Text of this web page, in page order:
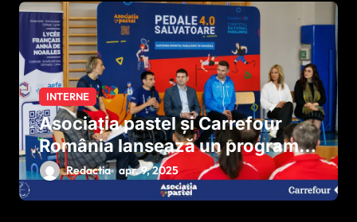
INTERNE
Asociația pastel și Carrefour
România lansează un program
național pentru dezvoltarea
sportului paralimpic
Redactia apr. 9, 2025